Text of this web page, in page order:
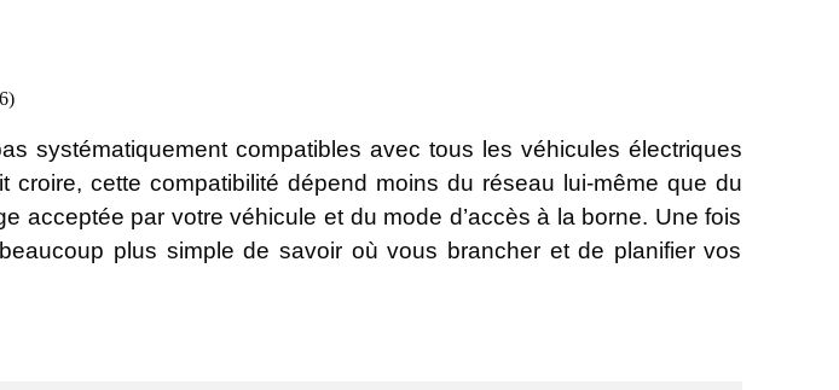
systématiquement compatibles avec tous les véhicules électriques
croire, cette compatibilité dépend moins du réseau lui-même que du
acceptée par votre véhicule et du mode d’accès à la borne. Une fois
plus simple de savoir où vous brancher et de planifier vos